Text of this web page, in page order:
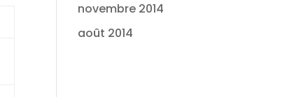
novembre 2014
août 2014